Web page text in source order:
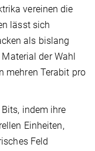
vereinen die
lässt sich
als bislang
der Wahl
mehren Terabit pro
indem ihre
Einheiten,
Feld